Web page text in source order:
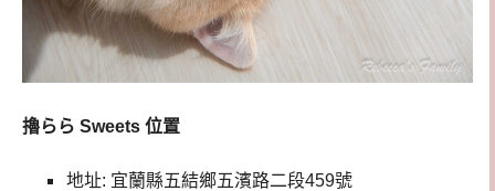
擼らら Sweets 位置
地址: 宜蘭縣五結鄉五濱路二段459號